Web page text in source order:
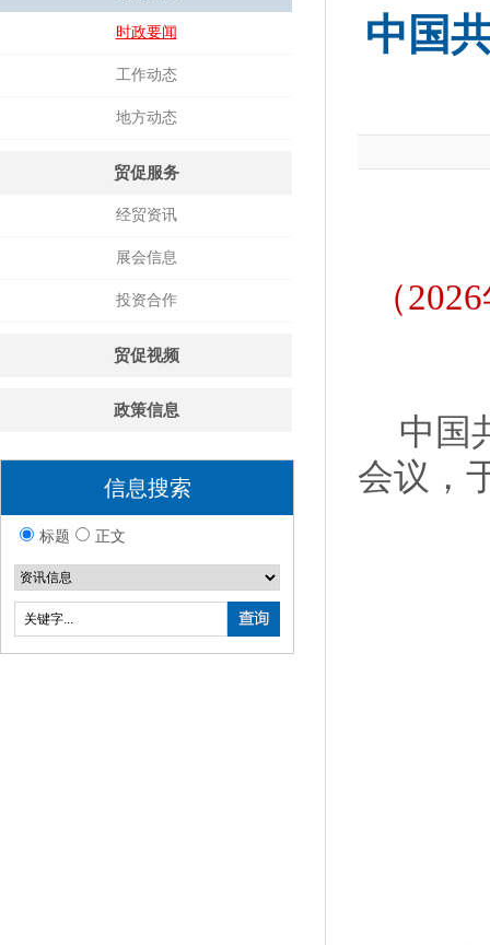
时政要闻
工作动态
地方动态
贸促服务
经贸资讯
展会信息
投资合作
贸促视频
政策信息
信息搜索
标题 正文
中国
（
中国
会议，